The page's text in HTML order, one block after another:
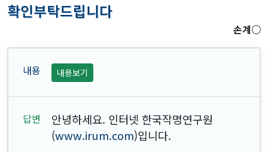
확인부탁드립니다
손계○
내용보기
안녕하세요. 인터넷 한국작명연구원
(www.irum.com)입니다.